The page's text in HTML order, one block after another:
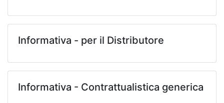
Informativa - per il Distributore
Informativa - Contrattualistica generica